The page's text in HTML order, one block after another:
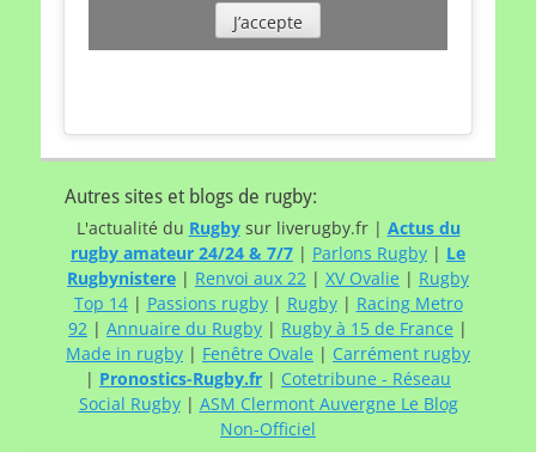
J’accepte
Autres sites et blogs de rugby:
L'actualité du Rugbysur liverugby.fr | Actus du
rugby amateur 24/24 & 7/7 | Parlons Rugby | Le
Rugbynistere | Renvoi aux 22 | XV Ovalie | Rugby
Top 14| Passions rugby| Rugby| Racing Metro
92 | Annuaire du Rugby | Rugby à 15 de France |
Made in rugby | Fenêtre Ovale | Carrément rugby
| Pronostics-Rugby.fr | Cotetribune - Réseau
Social Rugby| ASM Clermont Auvergne Le Blog
Non-Officiel